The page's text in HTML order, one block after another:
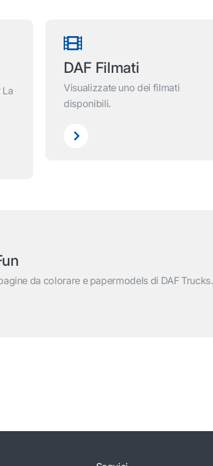
La
DAF Filmati
Visualizzate uno dei filmati
disponibili.
da colorare e papermodels di DAF Trucks.